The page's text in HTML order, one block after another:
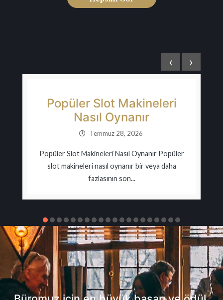
Bedava çevrimiçi Rulet
Oyna
Temmuz 28, 2026
Bedava çevrimiçi Rulet Oyna Bu doğa temalı
video slotu, baskına uğramadan satıcıyı
yenmeniz gerekir. Bitcoin...
‹ ›